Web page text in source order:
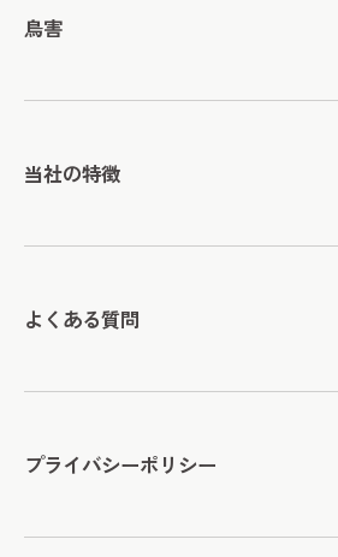
鳥害
当社の特徴
よくある質問
プライバシーポリシー